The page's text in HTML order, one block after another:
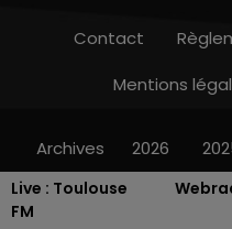
Live : Toulouse
FM
Contact
Mentions
Archives 2026